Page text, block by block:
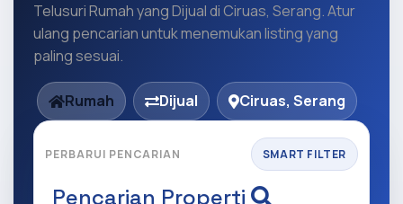
Telusuri Rumah yang Dijual di Ciruas, Serang. Atur
ulang pencarian untuk menemukan listing yang
paling sesuai.
Rumah Dijual Ciruas, Serang
PERBARUI PENCARIAN SMART FILTER
Pencarian Properti